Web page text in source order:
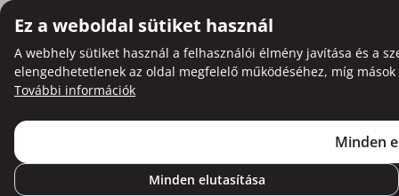
Ez a weboldal sütiket használ
A webhely sütiket használ a felhasználói élmény javítása és a
elengedhetetlenek az oldal megfelelő működéséhez, míg
További információk
Minden
Minden elutasítása